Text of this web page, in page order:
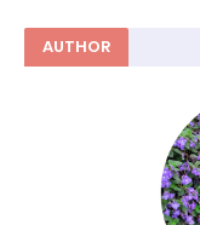
AUTHOR